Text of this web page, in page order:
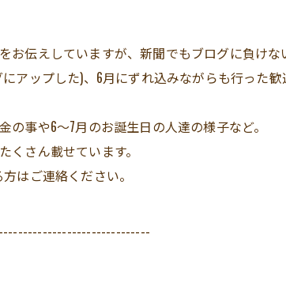
お伝えしていますが、新聞でもブログに負けな
アップした)、6月にずれ込みながらも行った
の事や6～7月のお誕生日の人達の様子など。
くさん載せています。
はご連絡ください。